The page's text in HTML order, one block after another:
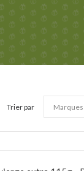
Trier par